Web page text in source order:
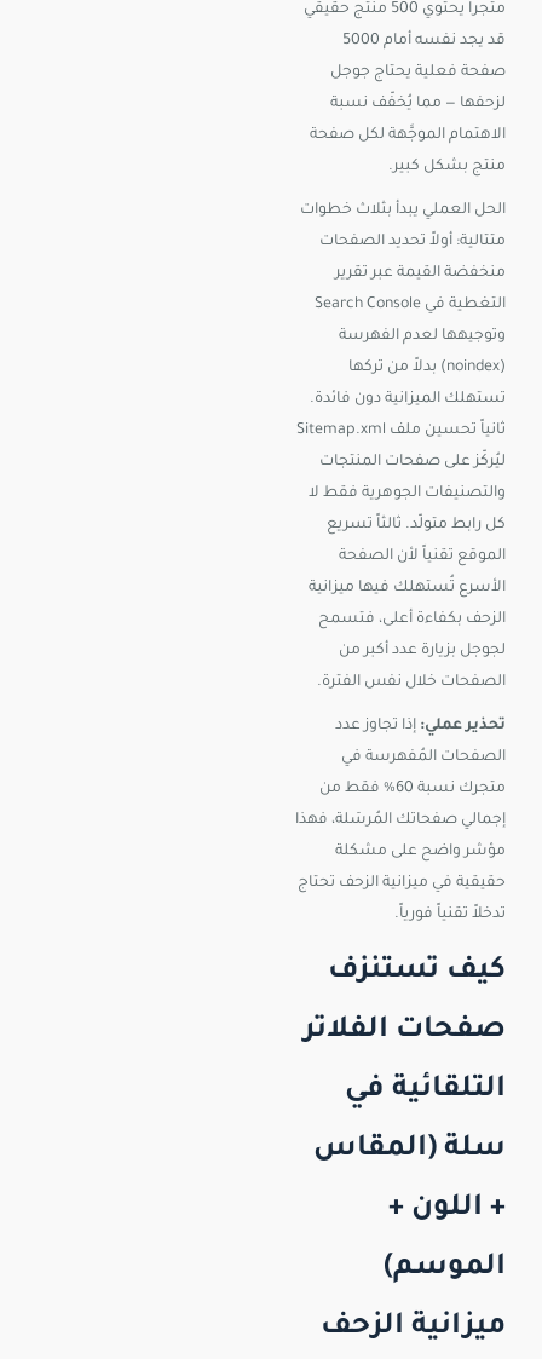
متجراً يحتوي 500 منتج حقيقي
قد يجد نفسه أمام 5000
صفحة فعلية يحتاج جوجل
لزحفها — مما يُخفّف نسبة
الاهتمام الموجَّهة لكل صفحة
منتج بشكل كبير.
الحل العملي يبدأ بثلاث خطوات
متتالية: أولاً تحديد الصفحات
منخفضة القيمة عبر تقرير
التغطية في Search Console
وتوجيهها لعدم الفهرسة
(noindex) بدلاً من تركها
تستهلك الميزانية دون فائدة.
ثانياً تحسين ملف Sitemap.xml
ليُركّز على صفحات المنتجات
والتصنيفات الجوهرية فقط لا
كل رابط متولّد. ثالثاً تسريع
الموقع تقنياً لأن الصفحة
الأسرع تُستهلك فيها ميزانية
الزحف بكفاءة أعلى، فتسمح
لجوجل بزيارة عدد أكبر من
الصفحات خلال نفس الفترة.
تحذير عملي: إذا تجاوز عدد
الصفحات المُفهرسة في
متجرك نسبة 60% فقط من
إجمالي صفحاتك المُرسَلة، فهذا
مؤشر واضح على مشكلة
حقيقية في ميزانية الزحف تحتاج
تدخلاً تقنياً فورياً.
كيف تستنزف
صفحات الفلاتر
التلقائية في
سلة (المقاس
+ اللون +
الموسم)
ميزانية الزحف